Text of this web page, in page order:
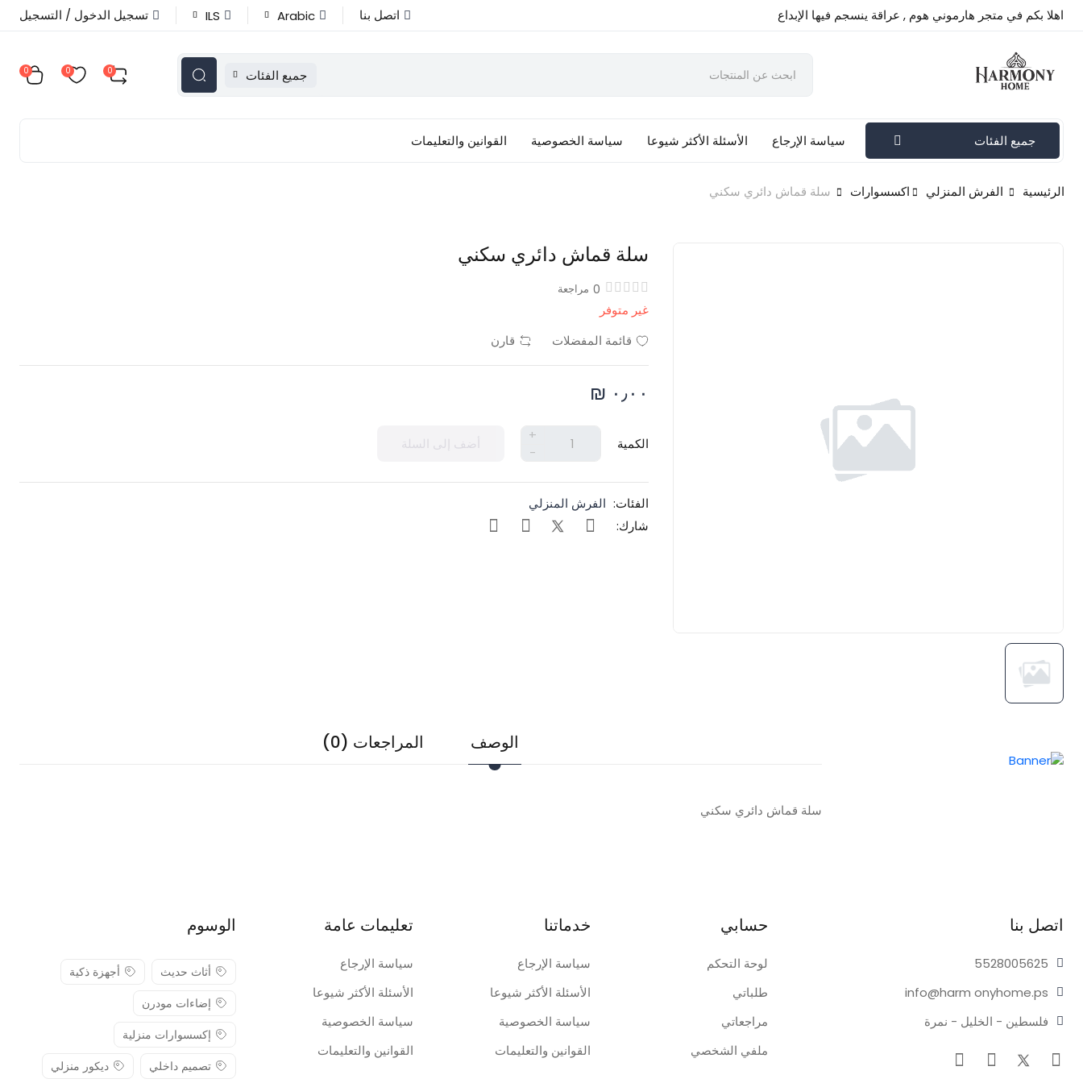
اهلا بكم في متجر هارموني هوم , عراقة ينسجم فيها الإبداع اتصل بنا Arabic
ILS تسجيل الدخول / التسجيل
جميع الفئات 0
0
0
جميع الفئات سياسة الإرجاع الأسئلة الأكثر شيوعا سياسة الخصوصية القوانين والتعليمات
الرئيسية الفرش المنزلي اكسسوارات سلة قماش دائري سكني
سلة قماش دائري سكني
0 مراجعة
غير متوفر
قائمة المفضلات
قارن
٠٫٠٠ ₪
الكمية
+
-
أضف إلى السلة
الفئات: الفرش المنزلي
شارك:
الوصف المراجعات (0)
سلة قماش دائري سكني
اتصل بنا
05625
55280
info@harm onyhome.ps
فلسطين - الخليل - نمرة
حسابي
لوحة التحكم
طلباتي
مراجعاتي
ملفي الشخصي
خدماتنا
سياسة الإرجاع
الأسئلة الأكثر شيوعا
سياسة الخصوصية
القوانين والتعليمات
تعليمات عامة
سياسة الإرجاع
الأسئلة الأكثر شيوعا
سياسة الخصوصية
القوانين والتعليمات
الوسوم
أثاث حديث
أجهزة ذكية
إضاءات مودرن
إكسسوارات منزلية
تصميم داخلي
ديكور منزلي